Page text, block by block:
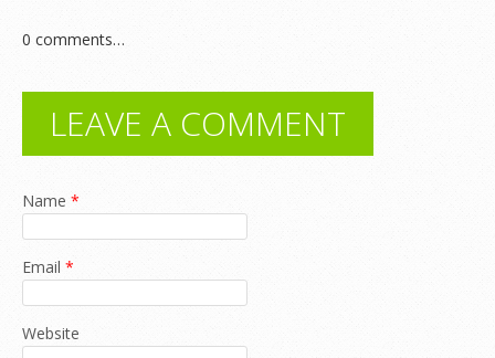
0 comments…
LEAVE A COMMENT
Name *
Email *
Website